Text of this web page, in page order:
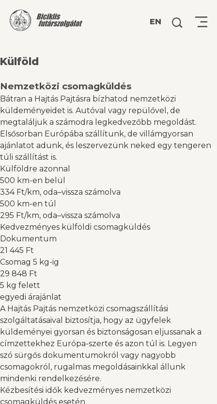
EN Keresés:
Külföld
Nemzetközi csomagküldés
Bátran a Hajtás Pajtásra bízhatod nemzetközi
küldeményeidet is. Autóval vagy repülővel, de
megtaláljuk a számodra legkedvezőbb megoldást.
Elsősorban Európába szállítunk, de villámgyorsan
ajánlatot adunk, és leszervezünk neked egy tengeren
túli szállítást is.
Külföldre azonnal
500 km-en belül
334 Ft/km, oda–vissza számolva
500 km-en túl
295 Ft/km, oda–vissza számolva
Kedvezményes külföldi csomagküldés
Dokumentum
21 445 Ft
Csomag 5 kg-ig
29 848 Ft
5 kg felett
egyedi árajánlat
A Hajtás Pajtás nemzetközi csomagszállítási
szolgáltatásaival biztosítja, hogy az ügyfelek
küldeményei gyorsan és biztonságosan eljussanak a
címzettekhez Európa-szerte és azon túl is. Legyen
szó sürgős dokumentumokról vagy nagyobb
csomagokról, rugalmas megoldásainkkal állunk
mindenki rendelkezésére.
Kézbesítési idők kedvezményes nemzetközi
csomagküldés esetén